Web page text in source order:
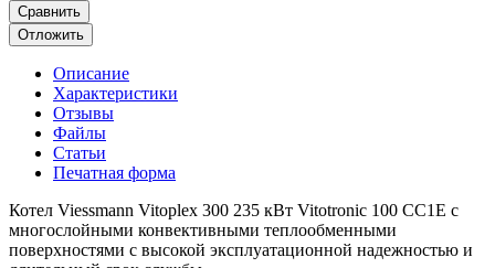
Сравнить
Отложить
Описание
Характеристики
Отзывы
Файлы
Статьи
Печатная форма
Котел Viessmann Vitoplex 300 235 кВт Vitotronic 100 CC1E с
многослойными конвективными теплообменными
поверхностями с высокой эксплуатационной надежностью и